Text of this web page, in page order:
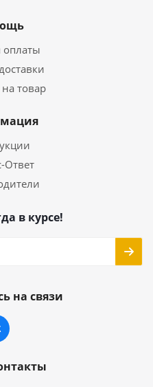
оплаты
товар
Ответ
в курсе!
на связи